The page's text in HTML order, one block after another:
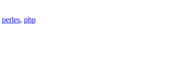
perles, php